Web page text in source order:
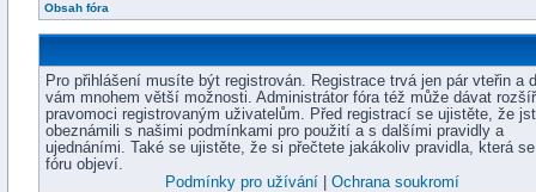
Obsah fóra
Pro přihlášení musíte být registrován. Registrace trvá jen pár vteřin a
vám mnohem větší možnosti. Administrátor fóra též může dávat
pravomoci registrovaným uživatelům. Před registrací se ujistěte, že
obeznámili s našimi podmínkami pro použití a s dalšími pravidly a
ujednáními. Také se ujistěte, že si přečtete jakákoliv pravidla, která
fóru objeví.
Podmínky pro užívání
Ochrana soukromí